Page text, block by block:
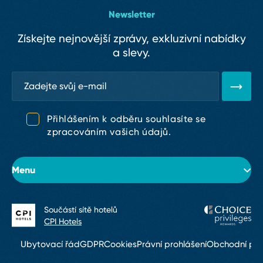
Menu
O hotelu
Pokoje
Newsletter
Získejte nejnovější zprávy, exkluzivní nabídky
a slevy.
Přihlášením k odběru souhlasíte se
zpracováním vašich údajů.
Ubytovací řádGDPRCookiesPrávní prohlášeníObchodní
Součástí sítě hotelů
CPI Hotels